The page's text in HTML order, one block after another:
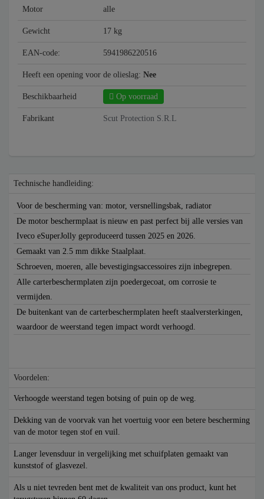
Motor alle
Gewicht 17 kg
EAN-code: 5941986220516
Heeft een opening voor de olieslag: Nee
Beschikbaarheid Op voorraad
Fabrikant Scut Protection S.R.L
Technische handleiding:
Voor de bescherming van: motor, versnellingsbak, radiator
De motor beschermplaat is nieuw en past perfect bij alle versies van
Iveco eSuperJolly geproduceerd tussen 2025 en 2026.
Gemaakt van 2.5 mm dikke Staalplaat.
Schroeven, moeren, alle bevestigingsaccessoires zijn inbegrepen.
Alle carterbeschermplaten zijn poedergecoat, om corrosie te
vermijden.
De buitenkant van de carterbeschermplaten heeft staalversterkingen,
waardoor de weerstand tegen impact wordt verhoogd.
Voordelen:
Verhoogde weerstand tegen botsing of puin op de weg.
Dekking van de voorvak van het voertuig voor een betere bescherming
van de motor tegen stof en vuil.
Langer levensduur in vergelijking met schuifplaten gemaakt van
kunststof of glasvezel.
Als u niet tevreden bent met de kwaliteit van ons product, kunt het